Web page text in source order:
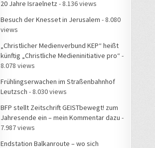
20 Jahre Israelnetz - 8.136 views
Besuch der Knesset in Jerusalem - 8.080
views
„Christlicher Medienverbund KEP“ heißt
künftig „Christliche Medieninitiative pro“ -
8.078 views
Frühlingserwachen im Straßenbahnhof
Leutzsch - 8.030 views
BFP stellt Zeitschrift GEISTbewegt! zum
Jahresende ein – mein Kommentar dazu -
7.987 views
Endstation Balkanroute – wo sich